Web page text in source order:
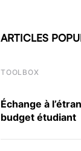
ARTICLES
TOOLBOX
Échange à
budget étudiant